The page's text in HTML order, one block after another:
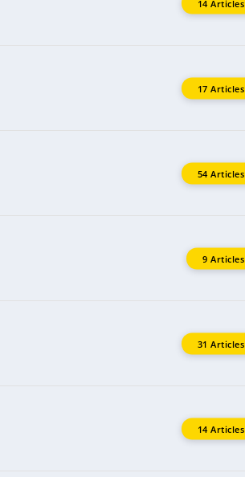
14 Articles
17 Articles
54 Articles
9 Articles
31 Articles
14 Articles